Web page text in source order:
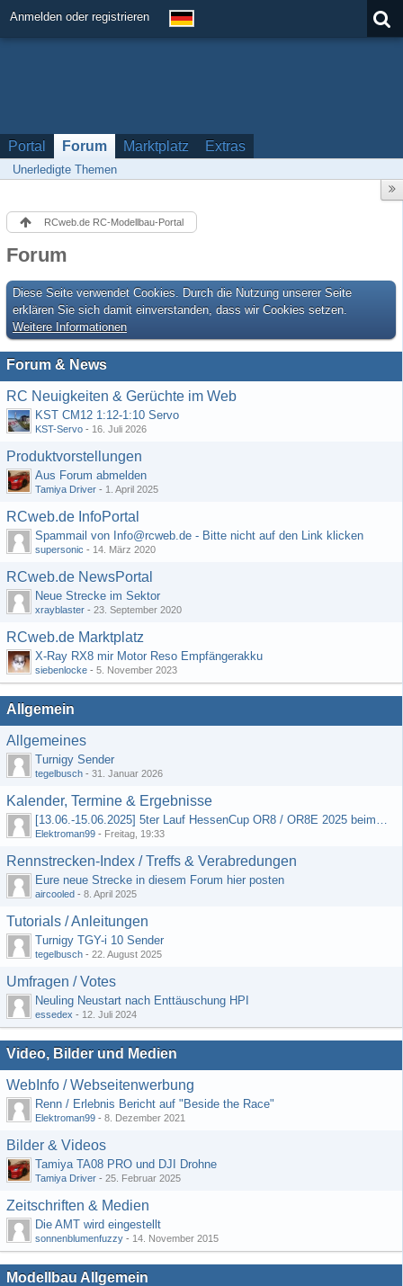
Anmelden oder registrieren
Portal Forum Marktplatz Extras
Unerledigte Themen
RCweb.de RC-Modellbau-Portal
Forum
Diese Seite verwendet Cookies. Durch die Nutzung unserer Seite
erklären Sie sich damit einverstanden, dass wir Cookies setzen.
Weitere Informationen
Forum & News
RC Neuigkeiten & Gerüchte im Web
KST CM12 1:12-1:10 Servo
KST-Servo - 16. Juli 2026
Produktvorstellungen
Aus Forum abmelden
Tamiya Driver - 1. April 2025
RCweb.de InfoPortal
Spammail von Info@rcweb.de - Bitte nicht auf den Link klicken
supersonic - 14. März 2020
RCweb.de NewsPortal
Neue Strecke im Sektor
xrayblaster - 23. September 2020
RCweb.de Marktplatz
X-Ray RX8 mir Motor Reso Empfängerakku
siebenlocke - 5. November 2023
Allgemein
Allgemeines
Turnigy Sender
tegelbusch - 31. Januar 2026
Kalender, Termine & Ergebnisse
[13.06.-15.06.2025] 5ter Lauf HessenCup OR8 / OR8E 2025 beim MSC Ober-Mörlen e.V.
Elektroman99 - Freitag, 19:33
Rennstrecken-Index / Treffs & Verabredungen
Eure neue Strecke in diesem Forum hier posten
aircooled - 8. April 2025
Tutorials / Anleitungen
Turnigy TGY-i 10 Sender
tegelbusch - 22. August 2025
Umfragen / Votes
Neuling Neustart nach Enttäuschung HPI
essedex - 12. Juli 2024
Video, Bilder und Medien
WebInfo / Webseitenwerbung
Renn / Erlebnis Bericht auf "Beside the Race"
Elektroman99 - 8. Dezember 2021
Bilder & Videos
Tamiya TA08 PRO und DJI Drohne
Tamiya Driver - 25. Februar 2025
Zeitschriften & Medien
Die AMT wird eingestellt
sonnenblumenfuzzy - 14. November 2015
Modellbau Allgemein